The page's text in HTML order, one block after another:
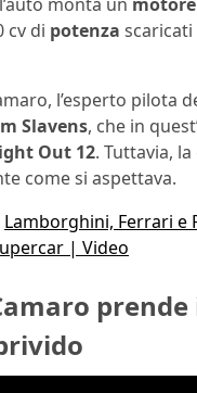
monta un motore
cv di potenza
l’esperto pilota
Slavens, che in
Out 12. Tuttavia,
come si aspettava.
Lamborghini, Ferrari e
| Video